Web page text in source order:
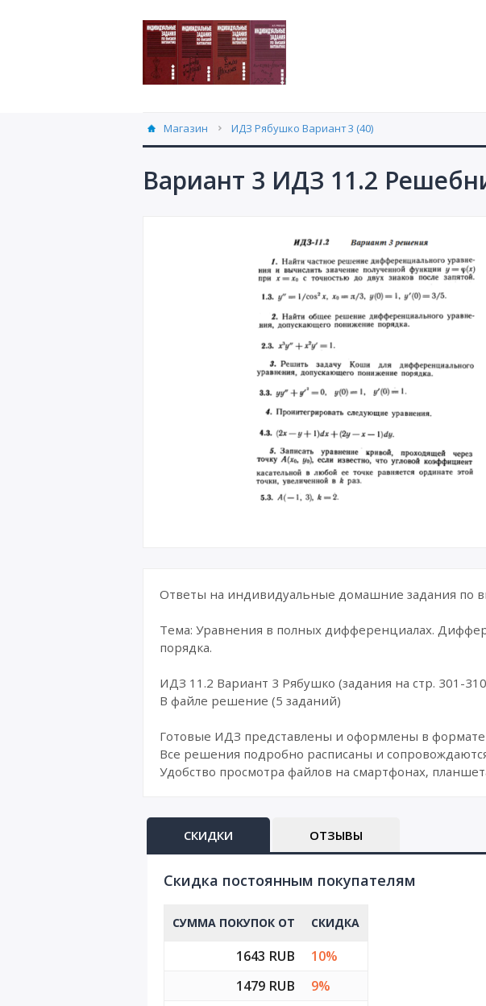
Магазин ИДЗ Рябушко Вариант 3 (40)
Вариант 3 ИДЗ 11.2
Ответы на индивидуальные домашние задания по
Тема: Уравнения в полных дифференциалах.
порядка.
ИДЗ 11.2 Вариант 3 Рябушко (задания на стр. 301-
В файле решение (5 заданий)
Готовые ИДЗ представлены и оформлены в формате
Все решения подробно расписаны и
Удобство просмотра файлов на смартфонах,
СКИДКИ ОТЗЫВЫ
Cкидка постоянным покупателям
СУММА ПОКУПОК ОТ СКИДКА
1643 RUB
10%
1479 RUB
9%